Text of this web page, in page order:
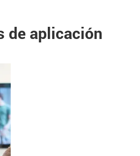
de aplicación